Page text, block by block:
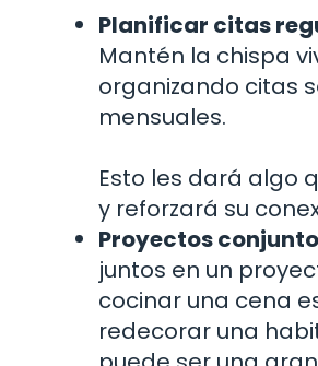
Planificar citas
Mantén la chispa
organizando citas
mensuales.
Esto les dará algo
y reforzará su
Proyectos
juntos en un
cocinar una cena
redecorar una